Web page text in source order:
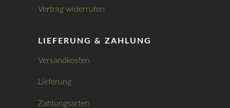
Vertrag widerrufen
LIEFERUNG & ZAHLUNG
Versandkosten
Lieferung
Zahlungsarten